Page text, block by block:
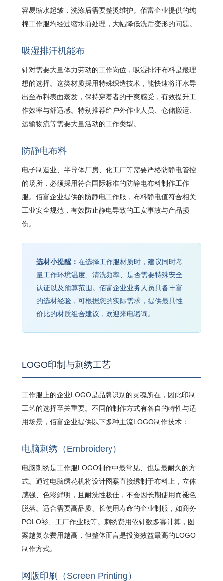
容易缩水起皱，洗涤后需要整烫维护。佰富企业提供的纯
棉工作服均经过缩水前处理，大幅降低洗后变形的问题。
吸湿排汗机能布
针对需要大量体力劳动的工作岗位，吸湿排汗布料是最理
想的选择。这类材质採用特殊织造技术，能快速将汗水导
出至布料表面蒸发，保持穿着者的干爽感受，有效提升工
作效率与舒适感。特别推荐给户外作业人员、仓储搬运、
运输物流等需要大量活动的工作类型。
防静电布料
电子制造业、半导体厂房、化工厂等需要严格防静电管控
的场所，必须採用符合国际标准的防静电布料制作工作
服。佰富企业提供的防静电工作服，布料静电值符合相关
工业安全规范，有效防止静电导致的工安事故与产品损
伤。
选材小提醒： 在选择工作服材质时，建议同时考
量工作环境温度、清洗频率、是否需要特殊安全
认证以及预算范围。佰富企业业务人员具备丰富
的选材经验，可根据您的实际需求，提供最具性
价比的材质组合建议，欢迎来电谘询。
LOGO印制与刺绣工艺
工作服上的企业LOGO是品牌识别的灵魂所在，因此印制
工艺的选择至关重要。不同的制作方式有各自的特性与适
用场景，佰富企业提供以下多种主流LOGO制作技术：
电脑刺绣（Embroidery）
电脑刺绣是工作服LOGO制作中最常见、也是最耐久的方
式。通过电脑绣花机将设计图案直接绣制于布料上，立体
感强、色彩鲜明，且耐洗性极佳，不会因长期使用而褪色
脱落。适合需要高品质、长使用寿命的企业制服，如商务
POLO衫、工厂作业服等。刺绣费用依针数多寡计算，图
案越复杂费用越高，但整体而言是投资效益最高的LOGO
制作方式。
网版印刷（Screen Printing）